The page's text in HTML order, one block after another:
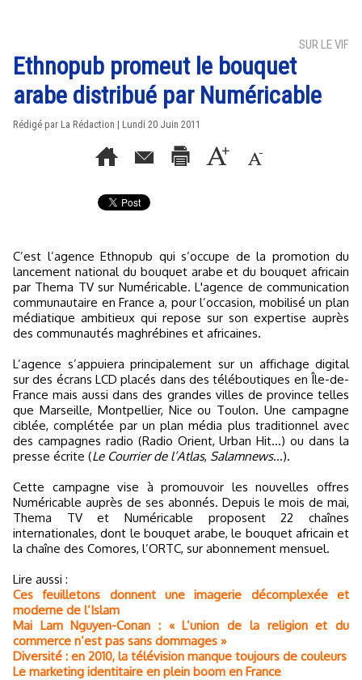
SUR LE VIF
Ethnopub promeut le bouquet
arabe distribué par Numéricable
Rédigé par La Rédaction | Lundi 20 Juin 2011
C’est l’agence Ethnopub qui s’occupe de la promotion du
lancement national du bouquet arabe et du bouquet africain
par Thema TV sur Numéricable. L'agence de communication
communautaire en France a, pour l’occasion, mobilisé un plan
médiatique ambitieux qui repose sur son expertise auprès
des communautés maghrébines et africaines.
L’agence s’appuiera principalement sur un affichage digital
sur des écrans LCD placés dans des téléboutiques en Île-de-
France mais aussi dans des grandes villes de province telles
que Marseille, Montpellier, Nice ou Toulon. Une campagne
ciblée, complétée par un plan média plus traditionnel avec
des campagnes radio (Radio Orient, Urban Hit…) ou dans la
presse écrite (Le Courrier de l’Atlas, Salamnews…).
Cette campagne vise à promouvoir les nouvelles offres
Numéricable auprès de ses abonnés. Depuis le mois de mai,
Thema TV et Numéricable proposent 22 chaînes
internationales, dont le bouquet arabe, le bouquet africain et
la chaîne des Comores, l’ORTC, sur abonnement mensuel.
Lire aussi :
Ces feuilletons donnent une imagerie décomplexée et
moderne de l’Islam
Mai Lam Nguyen-Conan : « L’union de la religion et du
commerce n’est pas sans dommages »
Diversité : en 2010, la télévision manque toujours de couleurs
Le marketing identitaire en plein boom en France